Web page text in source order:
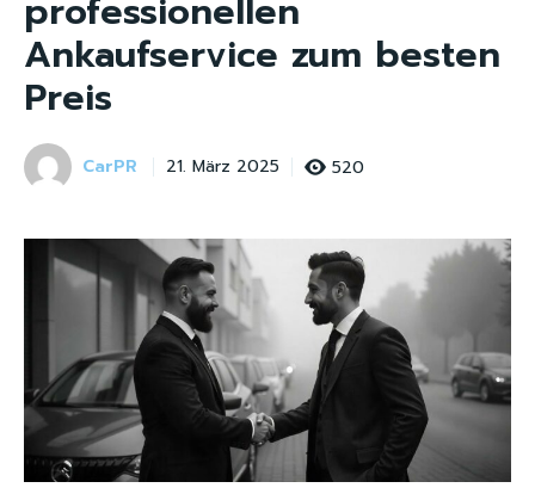
professionellen
Ankaufservice zum besten
Preis
CarPR 21. März 2025 520